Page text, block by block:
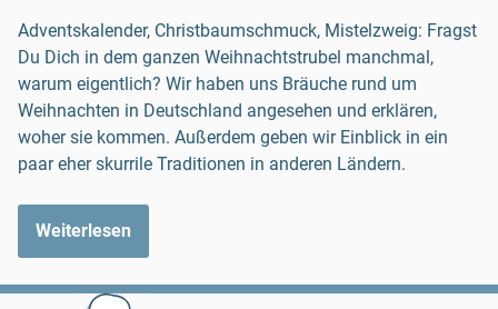
Adventskalender, Christbaumschmuck, Mistelzweig: Fragst
Du Dich in dem ganzen Weihnachtstrubel manchmal,
warum eigentlich? Wir haben uns Bräuche rund um
Weihnachten in Deutschland angesehen und erklären,
woher sie kommen. Außerdem geben wir Einblick in ein
paar eher skurrile Traditionen in anderen Ländern.
Weiterlesen